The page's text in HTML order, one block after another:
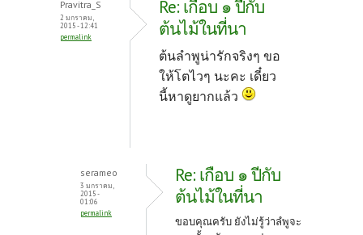
Pravitra_S
2 มกราคม,
2015 - 12:41
permalink
Re: เกือบ ๑ ปีกับ
ต้นไม้ในที่นา
ต้นลำพูน่ารักจริงๆ ขอ
ให้โตไวๆ นะคะ เดี๋ยว
นี้หาดูยากแล้ว
serameo
3 มกราคม,
2015 -
01:06
permalink
Re: เกือบ ๑ ปีกับ
ต้นไม้ในที่นา
ขอบคุณครับ ยังไม่รู้ว่าลํพูจะ